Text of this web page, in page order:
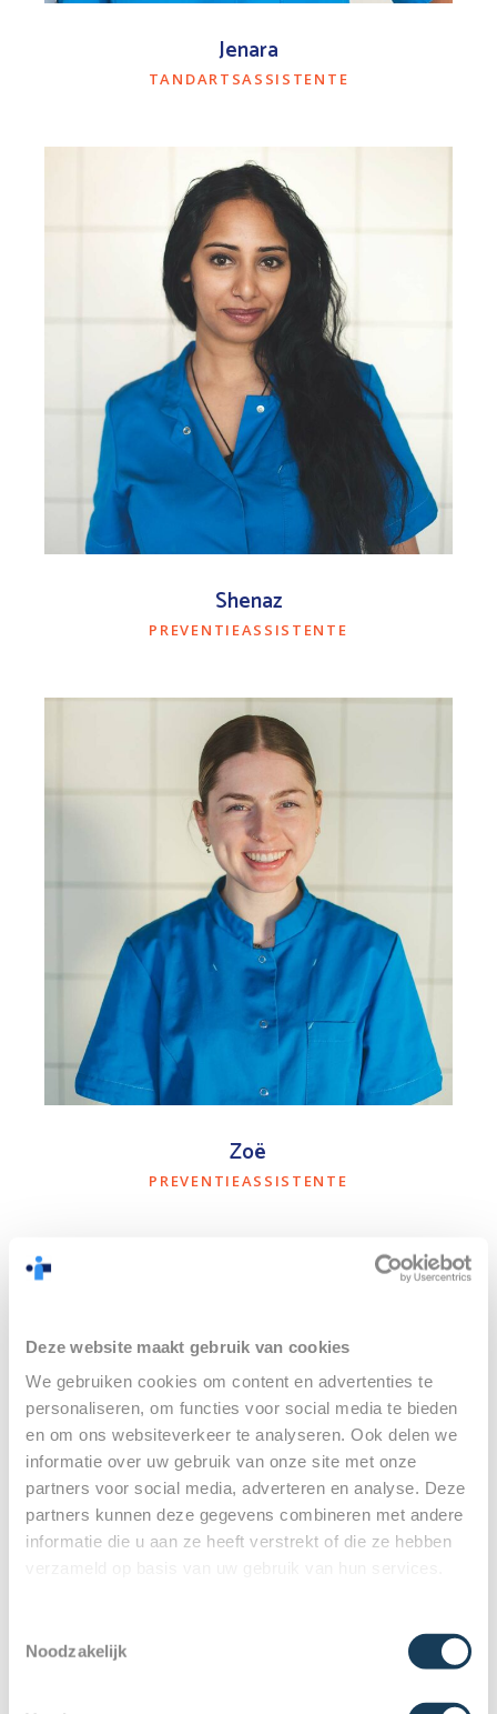
Deze website maakt gebruik van cookies
We gebruiken cookies om content en advertenties te
personaliseren, om functies voor social media te bieden
en om ons websiteverkeer te analyseren. Ook delen we
informatie over uw gebruik van onze site met onze
partners voor social media, adverteren en analyse. Deze
partners kunnen deze gegevens combineren met andere
informatie die u aan ze heeft verstrekt of die ze hebben
Noodzakelijk
Jenara
TANDARTSASSISTENTE
Shenaz
PREVENTIEASSISTENTE
Zoë
PREVENTIEASSISTENTE